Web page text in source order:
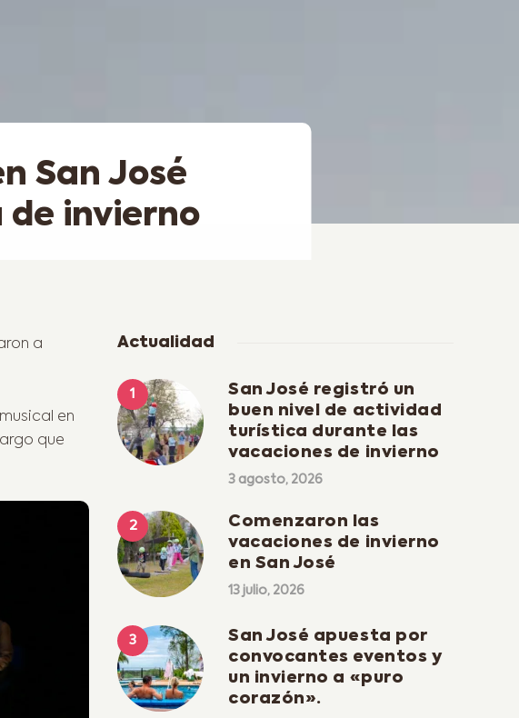
San José
invierno
a
en
que
Actualidad
San José registró un
buen nivel de actividad
turística durante las
vacaciones de invierno
3 agosto, 2026
Comenzaron las
vacaciones de invierno
en San José
13 julio, 2026
San José apuesta por
convocantes eventos y
un invierno a «puro
corazón».